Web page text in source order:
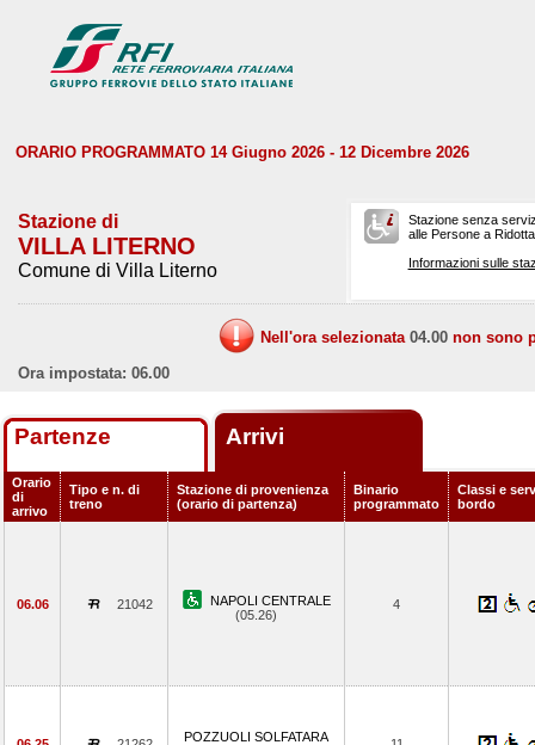
ORARIO PROGRAMMATO 14 Giugno 2026 - 12 Dicembre 2026
Stazione di
VILLA LITERNO
Comune di Villa Literno
Stazione senza
alle Persone a
Informazioni sulle
Nell'ora selezionata 04.00 non sono
Ora impostata: 06.00
Partenze Arrivi
Orario
di
arrivo
Tipo e n. di
treno
Stazione di provenienza
(orario di partenza)
Binario
programmato
Classi e
bordo
06.06 21042
NAPOLI CENTRALE
(05.26)
4
POZZUOLI SOLFATARA